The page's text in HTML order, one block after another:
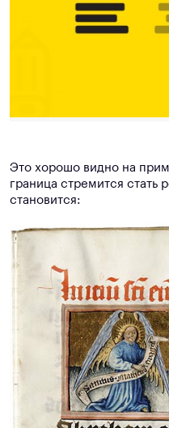
Это хорошо видно на
граница стремится стать
становится: